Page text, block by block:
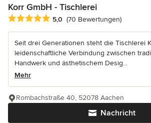
Korr GmbH - Tischlerei
Durchschnittliche Bewertung: 5 von 5
5,0 (70 Bewertungen)
Seit drei Generationen steht die Tischlerei
leidenschaftliche Verbindung zwischen
Handwerk und ästhetischem Desig...
Mehr
Nachricht
Rombachstraße 40, 52078 Aachen